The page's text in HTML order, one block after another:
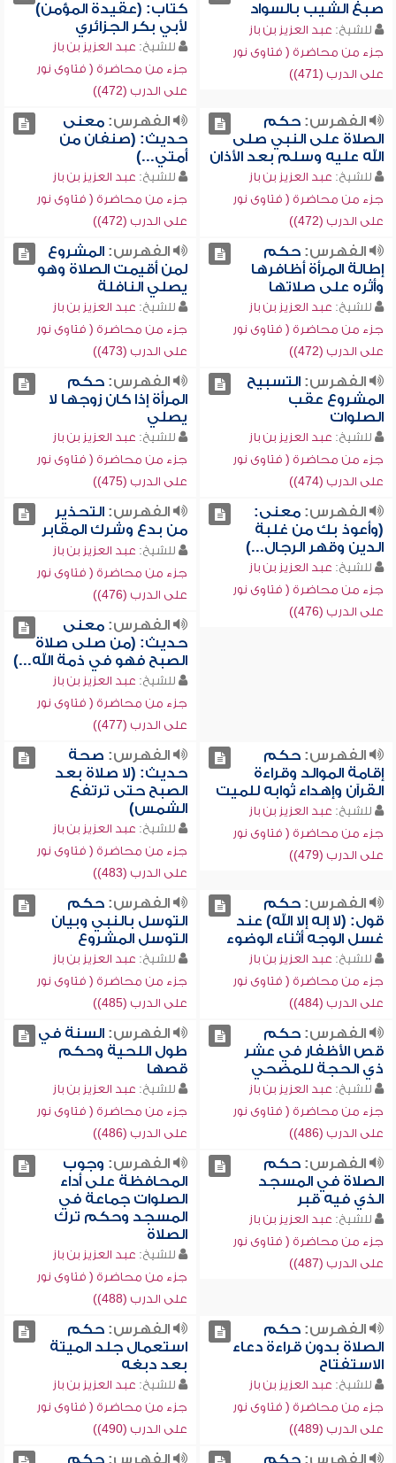
صبغ الشيب بالسواد
للشيخ: عبد العزيز بن باز
جزء من محاضرة ( فتاوى نور
على الدرب (471))
كتاب: (عقيدة المؤمن)
لأبي بكر الجزائري
للشيخ: عبد العزيز بن باز
جزء من محاضرة ( فتاوى نور
على الدرب (472))
الفهرس:حكم
الصلاة على النبي صلى
الله عليه وسلم بعد الأذان
للشيخ: عبد العزيز بن باز
جزء من محاضرة ( فتاوى نور
على الدرب (472))
الفهرس:معنى
حديث: (صنفان من
أمتي...)
للشيخ: عبد العزيز بن باز
جزء من محاضرة ( فتاوى نور
على الدرب (472))
الفهرس:حكم
إطالة المرأة أظافرها
وأثره على صلاتها
للشيخ: عبد العزيز بن باز
جزء من محاضرة ( فتاوى نور
على الدرب (472))
الفهرس:المشروع
لمن أقيمت الصلاة وهو
يصلي النافلة
للشيخ: عبد العزيز بن باز
جزء من محاضرة ( فتاوى نور
على الدرب (473))
الفهرس:التسبيح
المشروع عقب
الصلوات
للشيخ: عبد العزيز بن باز
جزء من محاضرة ( فتاوى نور
على الدرب (474))
الفهرس:حكم
المرأة إذا كان زوجها لا
يصلي
للشيخ: عبد العزيز بن باز
جزء من محاضرة ( فتاوى نور
على الدرب (475))
الفهرس:معنى:
(وأعوذ بك من غلبة
الدين وقهر الرجال...)
للشيخ: عبد العزيز بن باز
جزء من محاضرة ( فتاوى نور
على الدرب (476))
الفهرس:التحذير
من بدع وشرك المقابر
للشيخ: عبد العزيز بن باز
جزء من محاضرة ( فتاوى نور
على الدرب (476))
الفهرس:معنى
حديث: (من صلى صلاة
الصبح فهو في ذمة الله...)
للشيخ: عبد العزيز بن باز
جزء من محاضرة ( فتاوى نور
على الدرب (477))
الفهرس:حكم
إقامة الموالد وقراءة
القرآن وإهداء ثوابه للميت
للشيخ: عبد العزيز بن باز
جزء من محاضرة ( فتاوى نور
على الدرب (479))
الفهرس: صحة
حديث: (لا صلاة بعد
الصبح حتى ترتفع
الشمس)
للشيخ: عبد العزيز بن باز
جزء من محاضرة ( فتاوى نور
على الدرب (483))
الفهرس:حكم
قول: (لا إله إلا الله) عند
غسل الوجه أثناء الوضوء
للشيخ: عبد العزيز بن باز
جزء من محاضرة ( فتاوى نور
على الدرب (484))
الفهرس:حكم
التوسل بالنبي وبيان
التوسل المشروع
للشيخ: عبد العزيز بن باز
جزء من محاضرة ( فتاوى نور
على الدرب (485))
الفهرس:حكم
قص الأظفار في عشر
ذي الحجة للمضحي
للشيخ: عبد العزيز بن باز
جزء من محاضرة ( فتاوى نور
على الدرب (486))
الفهرس:السنة في
طول اللحية وحكم
قصها
للشيخ: عبد العزيز بن باز
جزء من محاضرة ( فتاوى نور
على الدرب (486))
الفهرس:حكم
الصلاة في المسجد
الذي فيه قبر
للشيخ: عبد العزيز بن باز
جزء من محاضرة ( فتاوى نور
على الدرب (487))
الفهرس: وجوب
المحافظة على أداء
الصلوات جماعة في
المسجد وحكم ترك
الصلاة
للشيخ: عبد العزيز بن باز
جزء من محاضرة ( فتاوى نور
على الدرب (488))
الفهرس:حكم
الصلاة بدون قراءة دعاء
الاستفتاح
للشيخ: عبد العزيز بن باز
جزء من محاضرة ( فتاوى نور
على الدرب (489))
الفهرس:حكم
استعمال جلد الميتة
بعد دبغه
للشيخ: عبد العزيز بن باز
جزء من محاضرة ( فتاوى نور
على الدرب (490))
الفهرس:حكم الفهرس:حكم